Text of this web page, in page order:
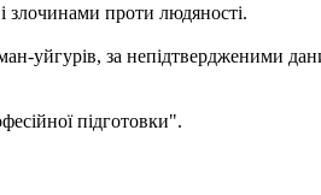
злочинами проти людяності.
уйгурів, за непідтвердженими
підготовки".